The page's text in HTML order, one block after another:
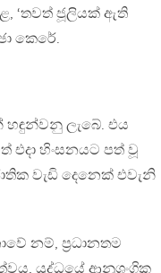
‘තවත් ජූලියක් ඇති
කෙරේ.
හඳුන්වනු ලැබේ. එය
හිංසනයට පත් වූ
වැඩි දෙනෙක් එවැනි
නම්, ප‍්‍රධානතම
යුද්ධයේ ආනුශංගික